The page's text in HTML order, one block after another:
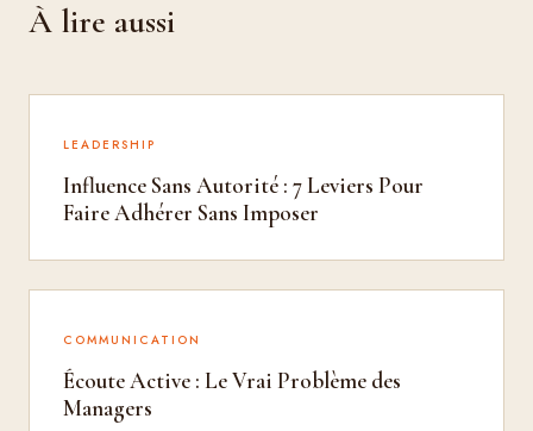
À lire aussi
LEADERSHIP
Influence Sans Autorité : 7 Leviers Pour
Faire Adhérer Sans Imposer
COMMUNICATION
Écoute Active : Le Vrai Problème des
Managers